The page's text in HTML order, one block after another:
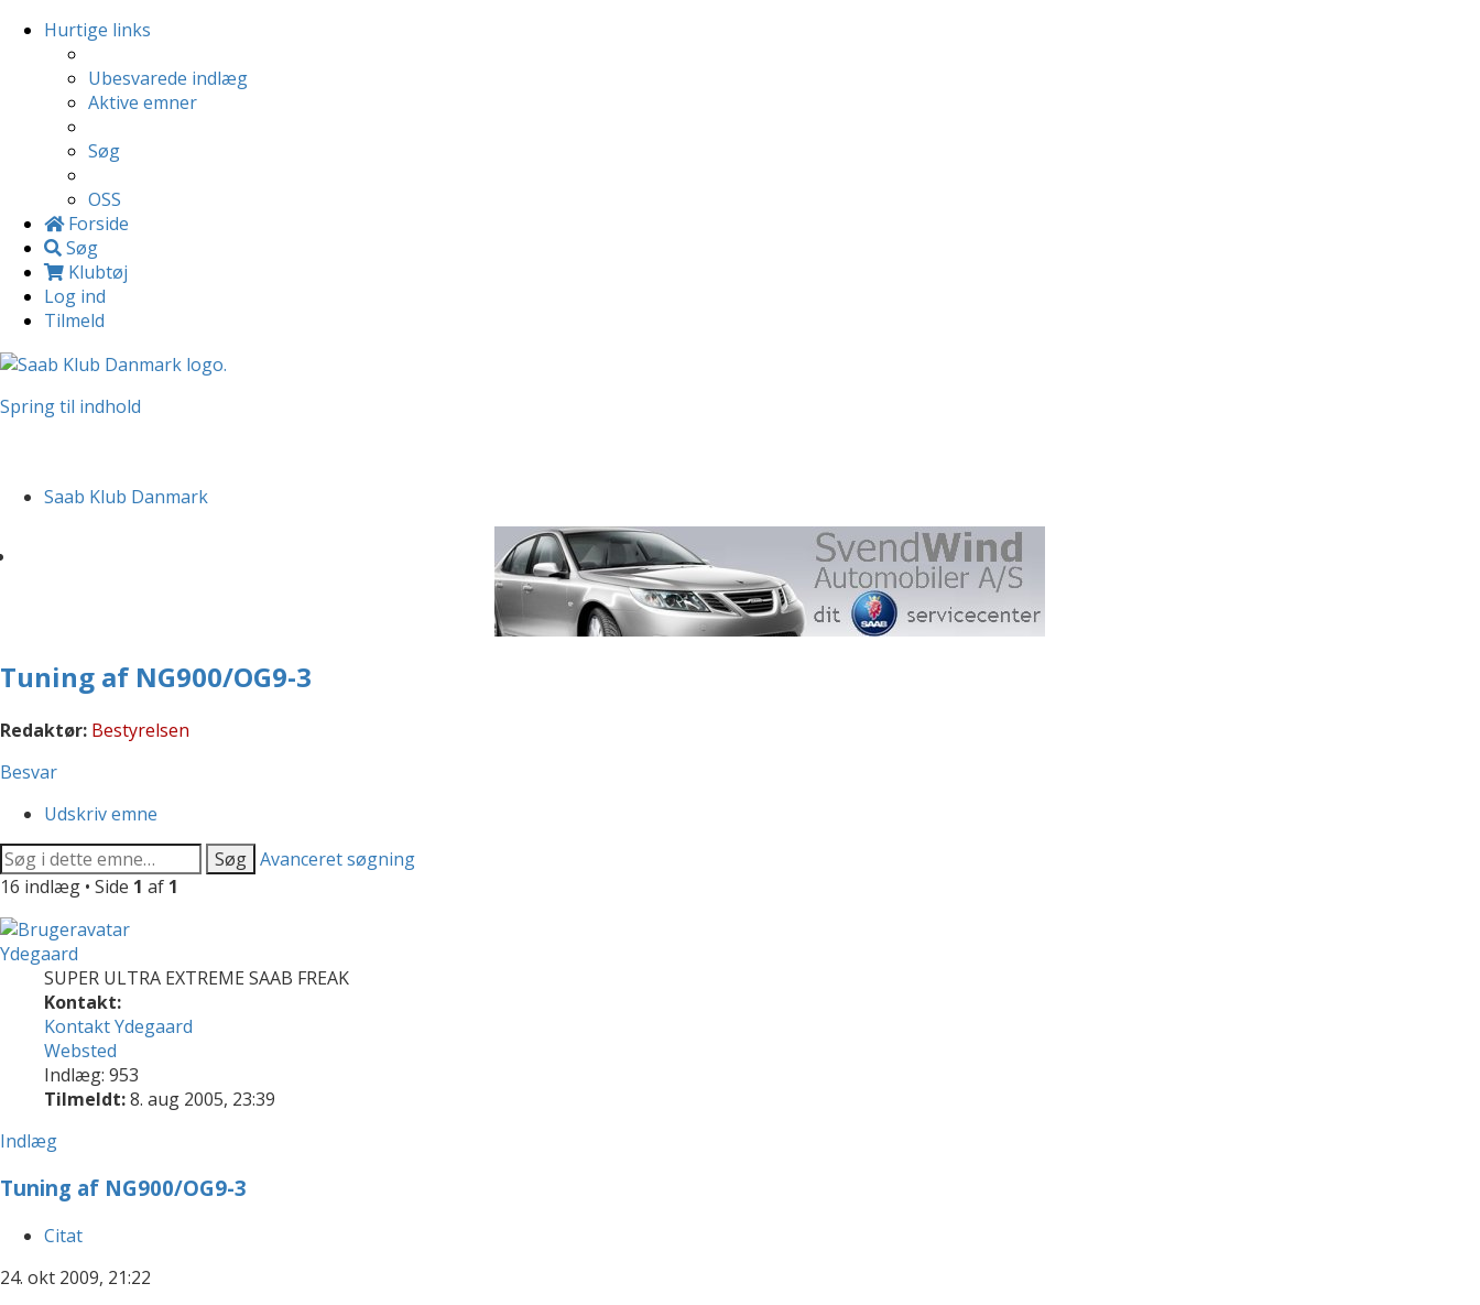
Hurtige links
Ubesvarede indlæg
Aktive emner
Søg
OSS
Forside
Søg
Klubtøj
Log ind
Tilmeld
Spring til indhold
Saab Klub Danmark
Tuning af NG900/OG9-3
Redaktør: Bestyrelsen
Besvar
Udskriv emne
Søg Avanceret søgning
16 indlæg • Side 1 af 1
Ydegaard
SUPER ULTRA EXTREME SAAB FREAK
Kontakt:
Kontakt Ydegaard
Websted
Indlæg: 953
Tilmeldt:8. aug 2005, 23:39
Indlæg
Tuning af NG900/OG9-3
Citat
24. okt 2009, 21:22